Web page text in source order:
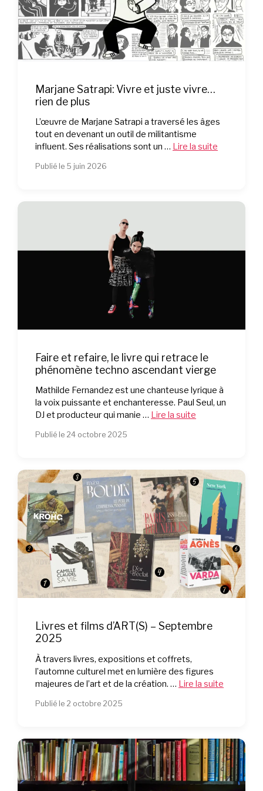
Marjane Satrapi: Vivre et juste vivre…
rien de plus
L’œuvre de Marjane Satrapi a traversé les âges
tout en devenant un outil de militantisme
influent. Ses réalisations sont un … Lire la suite
Publié le 5 juin 2026
Faire et refaire, le livre qui retrace le
phénomène techno ascendant vierge
Mathilde Fernandez est une chanteuse lyrique à
la voix puissante et enchanteresse. Paul Seul, un
DJ et producteur qui manie … Lire la suite
Publié le 24 octobre 2025
Livres et films d’ART(S) – Septembre
2025
À travers livres, expositions et coffrets,
l’automne culturel met en lumière des figures
majeures de l’art et de la création. … Lire la suite
Publié le 2 octobre 2025